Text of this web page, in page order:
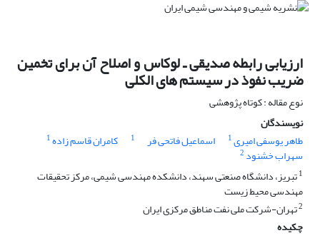
ارزیابی رابطه صدیقی ـ لوکاس و اصلاح آن برای تخمین
ضریب نفوذ در سیستم های الکلی
نوع مقاله : کوتاه پژوهشی
نویسندگان
طاهر یوسفی امیری1 اسماعیل فاتحی فر 1 کامران قاسم زاده1
سهراب خشنود 2
1تبریز، دانشگاه صنعتی سهند، دانشکده مهندسی شیمی، مرکز تحقیقات
مهندسی محیط زیست
2تهران-شرکت ملی نفت مناطق مرکزی ایران
چکیده